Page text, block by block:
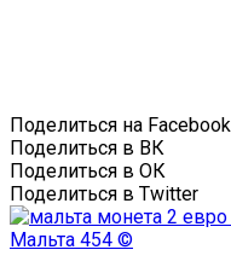
Поделиться на Facebook
Поделиться в ВК
Поделиться в ОК
Поделиться в Twitter
Мальта 454 ©